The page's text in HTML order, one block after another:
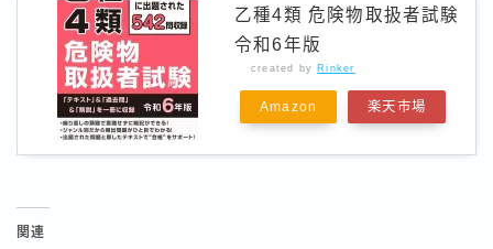
乙種4類 危険物取扱者試験
令和6年版
created by Rinker
Amazon 楽天市場
関連